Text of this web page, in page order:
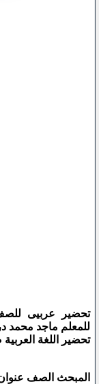
تحضير عربيى
للمعلم ماجد محمد
تحضير اللغة
المبحث الصف